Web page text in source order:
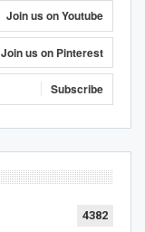
Join us on Youtube
Join us on Pinterest
Subscribe
4382